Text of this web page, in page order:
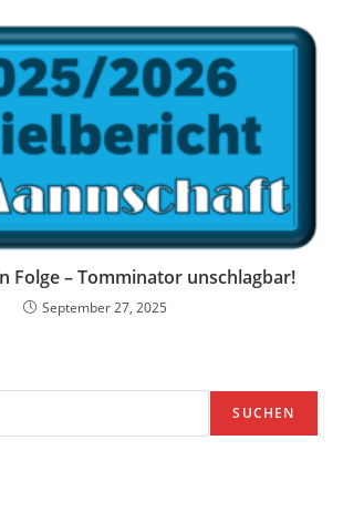
Folge – Tomminator unschlagbar!
September 27, 2025
SUCHEN